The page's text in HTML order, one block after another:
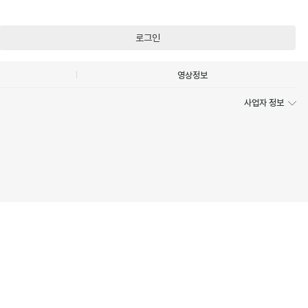
로그인
영상정보
사업자 정보